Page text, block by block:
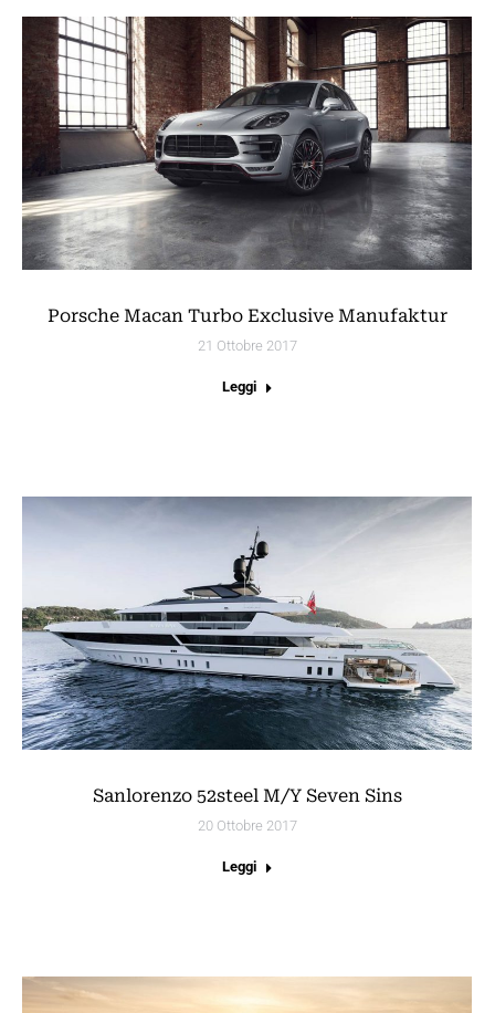
Porsche Macan Turbo Exclusive Manufaktur
21 Ottobre 2017
Leggi
Sanlorenzo 52steel M/Y Seven Sins
20 Ottobre 2017
Leggi